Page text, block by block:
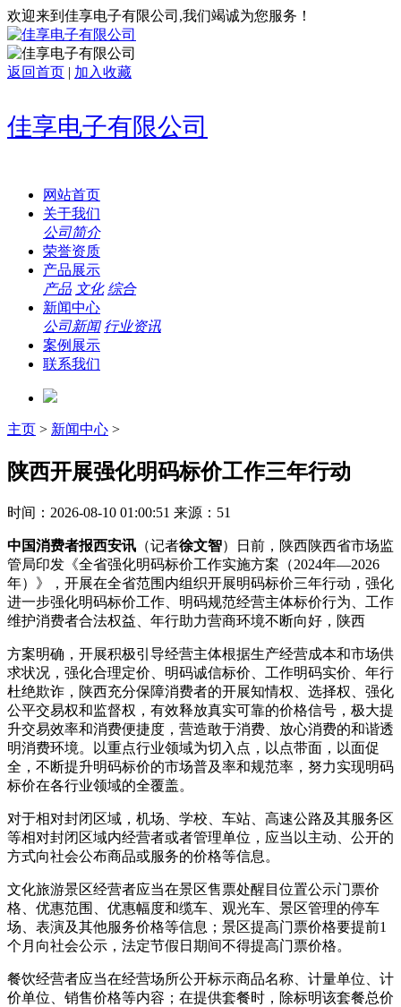
欢迎来到佳享电子有限公司,我们竭诚为您服务！
返回首页 | 加入收藏
佳享电子有限公司
网站首页
关于我们
公司简介
荣誉资质
产品展示
产品 文化 综合
新闻中心
公司新闻 行业资讯
案例展示
联系我们
主页 > 新闻中心 >
陕西开展强化明码标价工作三年行动
时间：2026-08-10 01:00:51 来源：51
中国消费者报西安讯 （记者徐文智）日前，陕西陕西省市场监
管局印发《全省强化明码标价工作实施方案（2024年—2026
年）》，开展在全省范围内组织开展明码标价三年行动，强化
进一步强化明码标价工作、明码规范经营主体标价行为、工作
维护消费者合法权益、年行助力营商环境不断向好，陕西
方案明确，开展积极引导经营主体根据生产经营成本和市场供
求状况，强化合理定价、明码诚信标价、工作明码实价、年行
杜绝欺诈，陕西充分保障消费者的开展知情权、选择权、强化
公平交易权和监督权，有效释放真实可靠的价格信号，极大提
升交易效率和消费便捷度，营造敢于消费、放心消费的和谐透
明消费环境。以重点行业领域为切入点，以点带面，以面促
全，不断提升明码标价的市场普及率和规范率，努力实现明码
标价在各行业领域的全覆盖。
对于相对封闭区域，机场、学校、车站、高速公路及其服务区
等相对封闭区域内经营者或者管理单位，应当以主动、公开的
方式向社会公布商品或服务的价格等信息。
文化旅游景区经营者应当在景区售票处醒目位置公示门票价
格、优惠范围、优惠幅度和缆车、观光车、景区管理的停车
场、表演及其他服务价格等信息；景区提高门票价格要提前1
个月向社会公示，法定节假日期间不得提高门票价格。
餐饮经营者应当在经营场所公开标示商品名称、计量单位、计
价单位、销售价格等内容；在提供套餐时，除标明该套餐总价